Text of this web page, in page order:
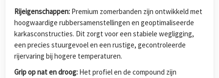
Rijeigenschappen: Premium zomerbanden zijn ontwikkeld met
hoogwaardige rubbersamenstellingen en geoptimaliseerde
karkasconstructies. Dit zorgt voor een stabiele wegligging,
een precies stuurgevoel en een rustige, gecontroleerde
rijervaring bij hogere temperaturen.
Grip op nat en droog: Het profiel en de compound zijn